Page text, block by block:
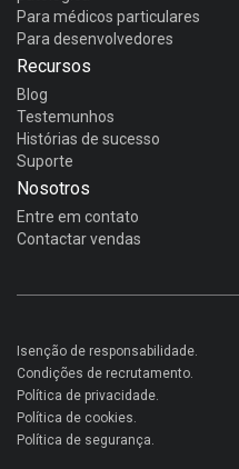
Para médicos particulares
Para desenvolvedores
Recursos
Blog
Testemunhos
Histórias de sucesso
Suporte
Nosotros
Entre em contato
Contactar vendas
Isenção de responsabilidade.
Condições de recrutamento.
Política de privacidade.
Política de cookies.
Política de segurança.